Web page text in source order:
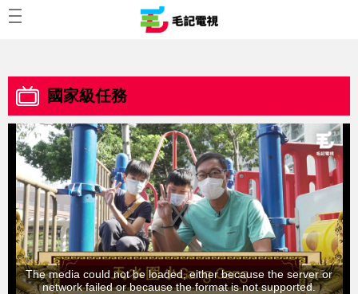
國家級任務
The media could not be loaded, either because the server or
network failed or because the format is not supported.